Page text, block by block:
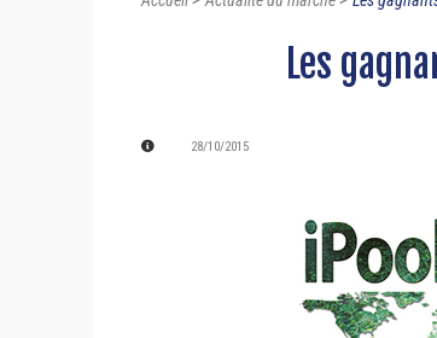
Les
28/10/2015